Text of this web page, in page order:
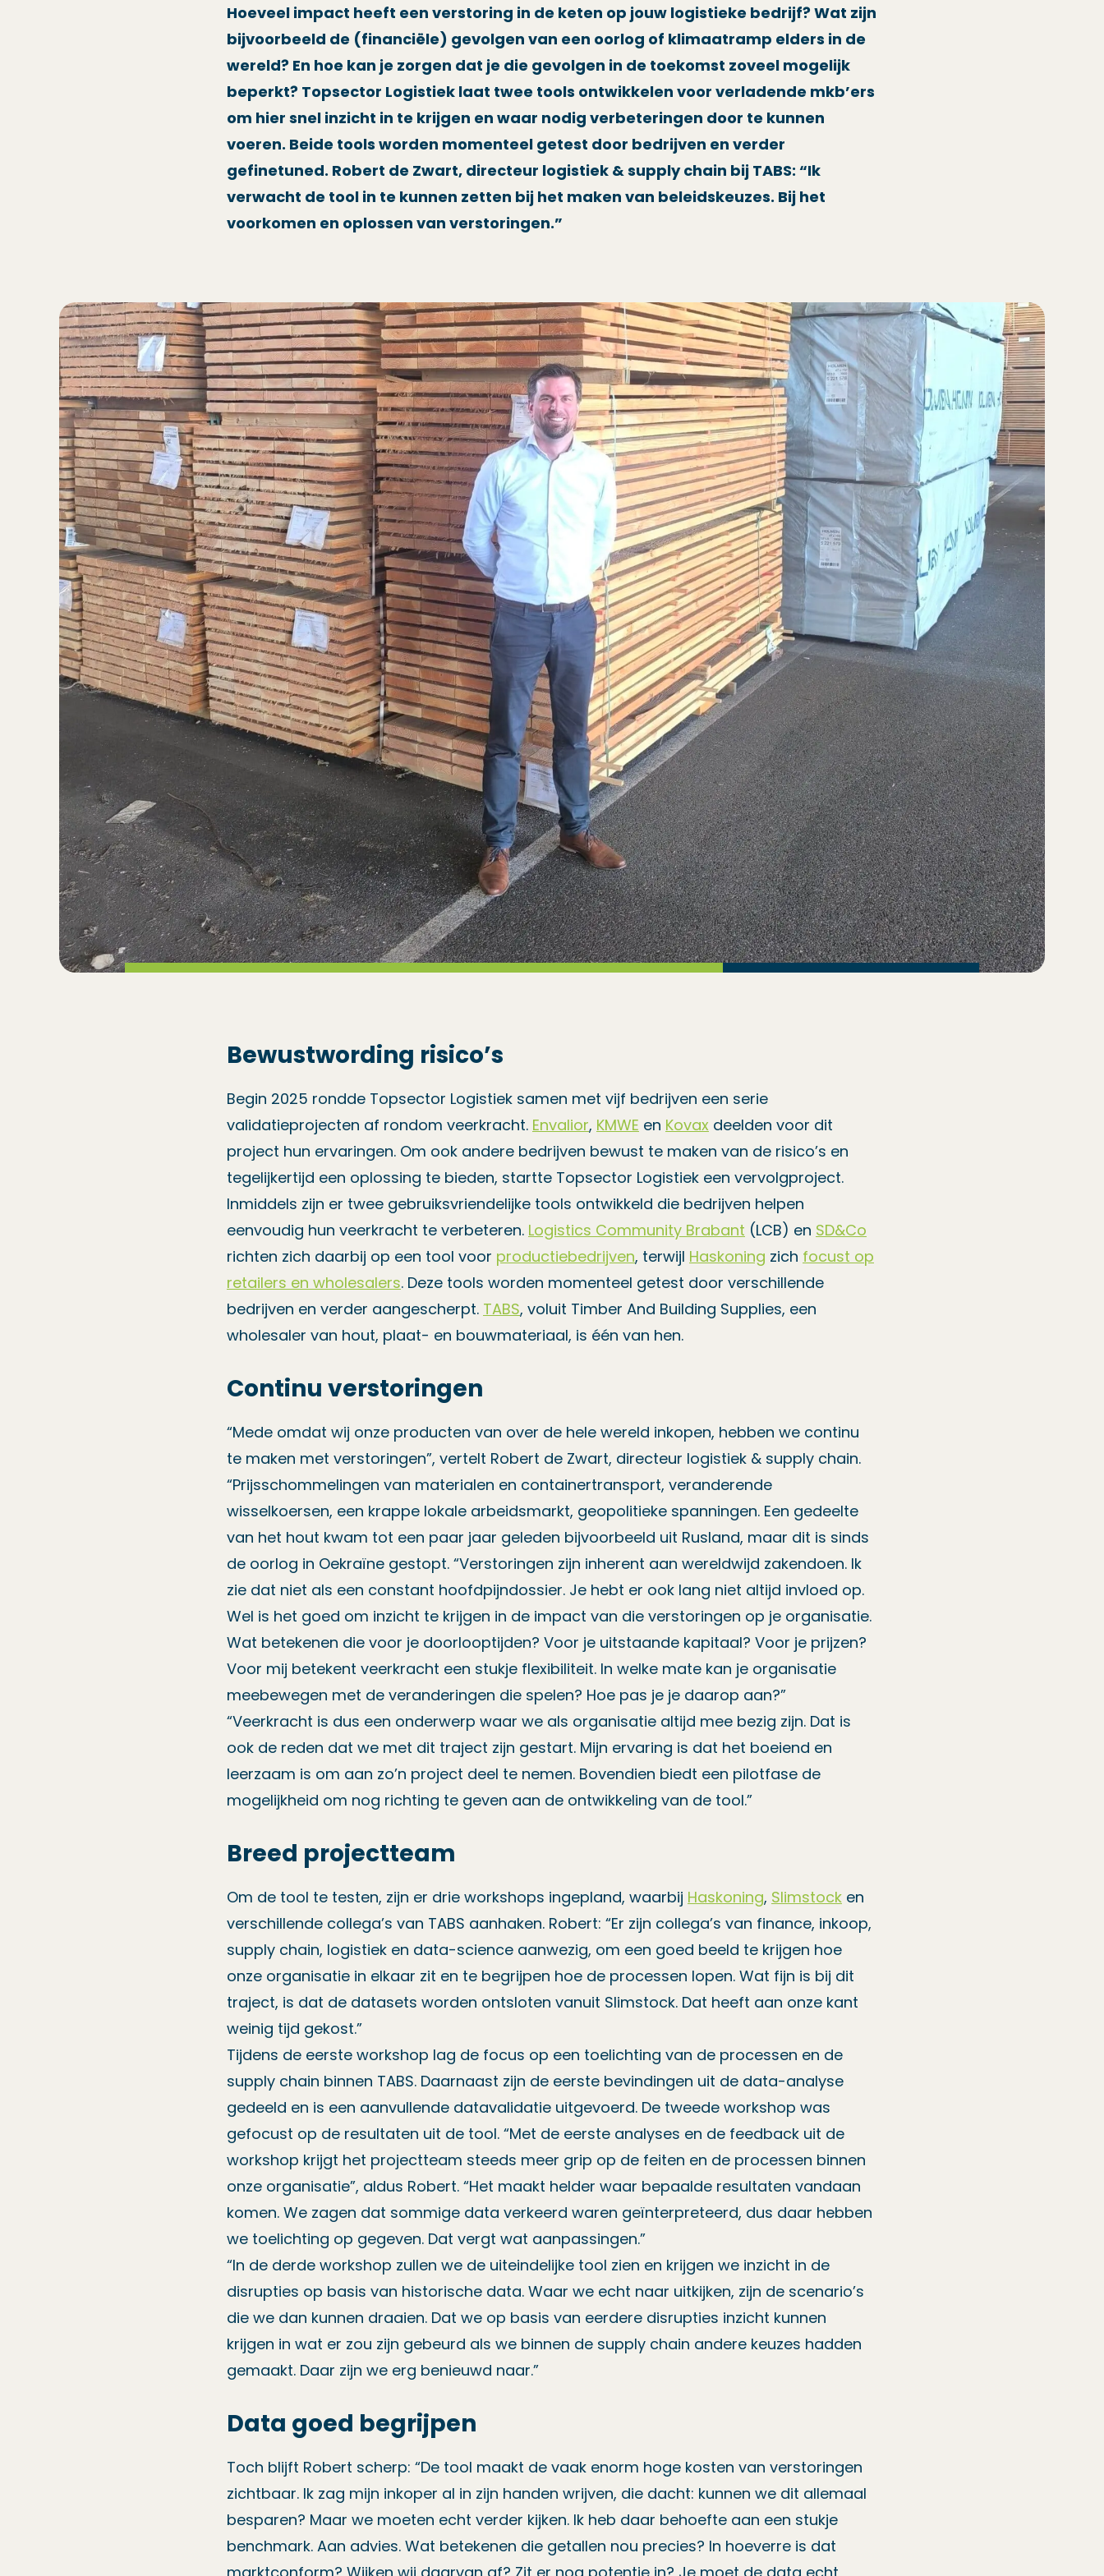
Hoeveel impact heeft een verstoring in de keten op jouw logistieke bedrijf? Wat zijn
bijvoorbeeld de (financiële) gevolgen van een oorlog of klimaatramp elders in de
wereld? En hoe kan je zorgen dat je die gevolgen in de toekomst zoveel mogelijk
beperkt? Topsector Logistiek laat twee tools ontwikkelen voor verladende mkb’ers
om hier snel inzicht in te krijgen en waar nodig verbeteringen door te kunnen
voeren. Beide tools worden momenteel getest door bedrijven en verder
gefinetuned. Robert de Zwart, directeur logistiek & supply chain bij TABS: “Ik
verwacht de tool in te kunnen zetten bij het maken van beleidskeuzes. Bij het
voorkomen en oplossen van verstoringen.”
Bewustwording risico’s
Begin 2025 rondde Topsector Logistiek samen met vijf bedrijven een serie
validatieprojecten af rondom veerkracht. Envalior, KMWE en Kovax deelden voor dit
project hun ervaringen. Om ook andere bedrijven bewust te maken van de risico’s en
tegelijkertijd een oplossing te bieden, startte Topsector Logistiek een vervolgproject.
Inmiddels zijn er twee gebruiksvriendelijke tools ontwikkeld die bedrijven helpen
eenvoudig hun veerkracht te verbeteren. Logistics Community Brabant (LCB) en SD&Co
richten zich daarbij op een tool voor productiebedrijven, terwijl Haskoning zich focust op
retailers en wholesalers. Deze tools worden momenteel getest door verschillende
bedrijven en verder aangescherpt. TABS, voluit Timber And Building Supplies, een
wholesaler van hout, plaat- en bouwmateriaal, is één van hen.
Continu verstoringen
“Mede omdat wij onze producten van over de hele wereld inkopen, hebben we continu
te maken met verstoringen”, vertelt Robert de Zwart, directeur logistiek & supply chain.
“Prijsschommelingen van materialen en containertransport, veranderende
wisselkoersen, een krappe lokale arbeidsmarkt, geopolitieke spanningen. Een gedeelte
van het hout kwam tot een paar jaar geleden bijvoorbeeld uit Rusland, maar dit is sinds
de oorlog in Oekraïne gestopt. “Verstoringen zijn inherent aan wereldwijd zakendoen. Ik
zie dat niet als een constant hoofdpijndossier. Je hebt er ook lang niet altijd invloed op.
Wel is het goed om inzicht te krijgen in de impact van die verstoringen op je organisatie.
Wat betekenen die voor je doorlooptijden? Voor je uitstaande kapitaal? Voor je prijzen?
Voor mij betekent veerkracht een stukje flexibiliteit. In welke mate kan je organisatie
meebewegen met de veranderingen die spelen? Hoe pas je je daarop aan?”
“Veerkracht is dus een onderwerp waar we als organisatie altijd mee bezig zijn. Dat is
ook de reden dat we met dit traject zijn gestart. Mijn ervaring is dat het boeiend en
leerzaam is om aan zo’n project deel te nemen. Bovendien biedt een pilotfase de
mogelijkheid om nog richting te geven aan de ontwikkeling van de tool.”
Breed projectteam
Om de tool te testen, zijn er drie workshops ingepland, waarbij Haskoning, Slimstock en
verschillende collega’s van TABS aanhaken. Robert: “Er zijn collega’s van finance, inkoop,
supply chain, logistiek en data-science aanwezig, om een goed beeld te krijgen hoe
onze organisatie in elkaar zit en te begrijpen hoe de processen lopen. Wat fijn is bij dit
traject, is dat de datasets worden ontsloten vanuit Slimstock. Dat heeft aan onze kant
weinig tijd gekost.”
Tijdens de eerste workshop lag de focus op een toelichting van de processen en de
supply chain binnen TABS. Daarnaast zijn de eerste bevindingen uit de data-analyse
gedeeld en is een aanvullende datavalidatie uitgevoerd. De tweede workshop was
gefocust op de resultaten uit de tool. “Met de eerste analyses en de feedback uit de
workshop krijgt het projectteam steeds meer grip op de feiten en de processen binnen
onze organisatie”, aldus Robert. “Het maakt helder waar bepaalde resultaten vandaan
komen. We zagen dat sommige data verkeerd waren geïnterpreteerd, dus daar hebben
we toelichting op gegeven. Dat vergt wat aanpassingen.”
“In de derde workshop zullen we de uiteindelijke tool zien en krijgen we inzicht in de
disrupties op basis van historische data. Waar we echt naar uitkijken, zijn de scenario’s
die we dan kunnen draaien. Dat we op basis van eerdere disrupties inzicht kunnen
krijgen in wat er zou zijn gebeurd als we binnen de supply chain andere keuzes hadden
gemaakt. Daar zijn we erg benieuwd naar.”
Data goed begrijpen
Toch blijft Robert scherp: “De tool maakt de vaak enorm hoge kosten van verstoringen
zichtbaar. Ik zag mijn inkoper al in zijn handen wrijven, die dacht: kunnen we dit allemaal
besparen? Maar we moeten echt verder kijken. Ik heb daar behoefte aan een stukje
benchmark. Aan advies. Wat betekenen die getallen nou precies? In hoeverre is dat